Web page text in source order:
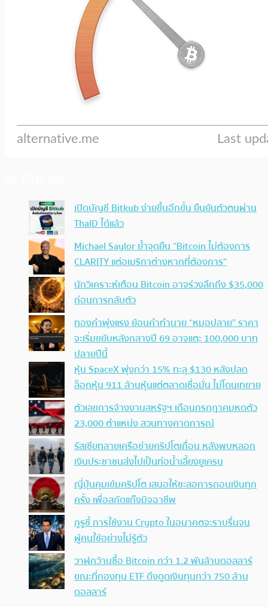
เปิดบัญชี Bitkub ง่ายขึ้นอีกขั้น ยืนยันตัวตนผ่าน
ThaID ได้แล้ว
Michael Saylor ย้ำจุดยืน “Bitcoin ไม่ต้องการ
CLARITY แต่อเมริกาต่างหากที่ต้องการ”
นักวิเคราะห์เตือน Bitcoin อาจร่วงลึกถึง $35,000
ก่อนการกลับตัว
ทองคำพุ่งแรง ย้อนคำทำนาย “หมอปลาย” ราคา
จะเริ่มขยับหลังกลางปี 69 อาจแตะ 100,000 บาท
ปลายปีนี้
หุ้น SpaceX พุ่งกว่า 15% ทะลุ $130 หลังปลด
ล็อกหุ้น 911 ล้านหุ้นแต่ตลาดเชื่อมั่น ไม่โดนเทขาย
ตัวเลขการจ้างงานสหรัฐฯ เดือนกรกฎาคมหดตัว
23,000 ตำแหน่ง สวนทางคาดการณ์
รัสเซียทลายเครือข่ายคริปโตเถื่อน หลังพบหลอก
เงินประชาชนส่งไปเป็นท่อน้ำเลี้ยงยูเครน
ญี่ปุ่นคุมเข้มคริปโต เสนอให้ชะลอการถอนเงินทุก
ครั้ง เพื่อสกัดแก๊งมิจฉาชีพ
กูรูชี้ การใช้งาน Crypto ในอนาคตจะราบรื่นจน
ผู้คนใช้อย่างไม่รู้ตัว
วาฬกว้านซื้อ Bitcoin กว่า 1.2 พันล้านดอลลาร์
ขณะที่กองทุน ETF ดึงดูดเงินทุนกว่า 750 ล้าน
ดอลลาร์